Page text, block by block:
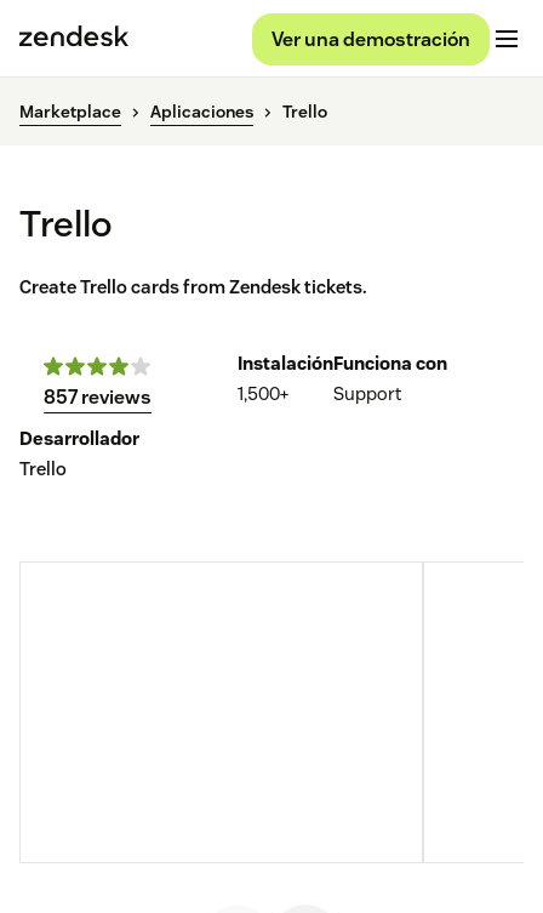
Ver una demostración
Marketplace Aplicaciones Trello
Trello
Create Trello cards from Zendesk tickets.
857 reviews
Instalación
1,500+
Funciona con
Support
Desarrollador
Trello